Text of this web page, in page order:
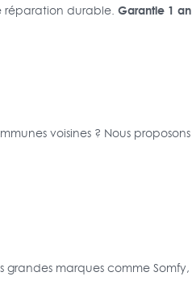
réparation durable. Garantie 1 an
voisines ? Nous proposons
marques comme Somfy,